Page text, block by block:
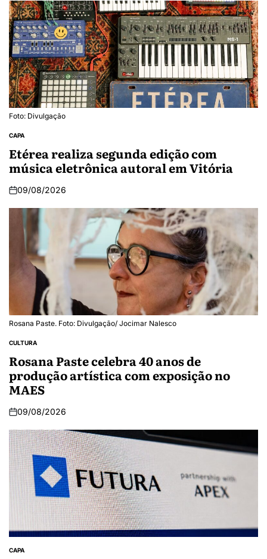
Foto: Divulgação
CAPA
Etérea realiza segunda edição com
música eletrônica autoral em Vitória
09/08/2026
Rosana Paste. Foto: Divulgação/ Jocimar Nalesco
CULTURA
Rosana Paste celebra 40 anos de
produção artística com exposição no
MAES
09/08/2026
CAPA